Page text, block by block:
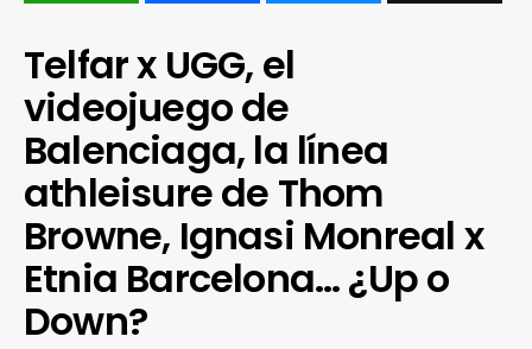
Telfar x UGG, el
videojuego de
Balenciaga, la línea
athleisure de Thom
Browne, Ignasi Monreal x
Etnia Barcelona… ¿Up o
Down?